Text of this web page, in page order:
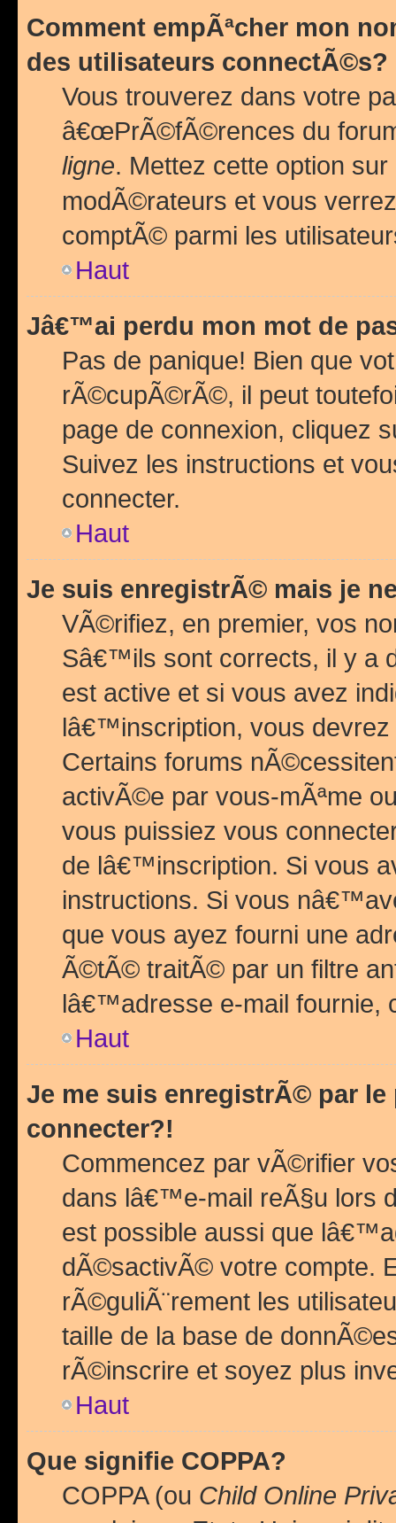
Comment empÃªcher mon
des utilisateurs connectÃ©s?
Vous trouverez dans votre
â€œPrÃ©fÃ©rences du
ligne. Mettez cette option sur
modÃ©rateurs et vous
comptÃ© parmi les
Haut
Jâ€™ai perdu mon mot de
Pas de panique! Bien que
rÃ©cupÃ©rÃ©, il peut
page de connexion, cliquez
Suivez les instructions et
connecter.
Haut
Je suis enregistrÃ© mais je
VÃ©rifiez, en premier, vos
Sâ€™ils sont corrects, il y a
est active et si vous avez
lâ€™inscription, vous
Certains forums
activÃ©e par vous-mÃªme
vous puissiez vous
de lâ€™inscription. Si vous
instructions. Si vous
que vous ayez fourni une
Ã©tÃ© traitÃ© par un filtre
lâ€™adresse e-mail fournie,
Haut
Je me suis enregistrÃ© par
connecter?!
Commencez par vÃ©rifier
dans lâ€™e-mail reÃ§u lors
est possible aussi que
dÃ©sactivÃ© votre compte.
rÃ©guliÃ¨rement les
taille de la base de
rÃ©inscrire et soyez plus
Haut
Que signifie COPPA?
COPPA (ou Child Online